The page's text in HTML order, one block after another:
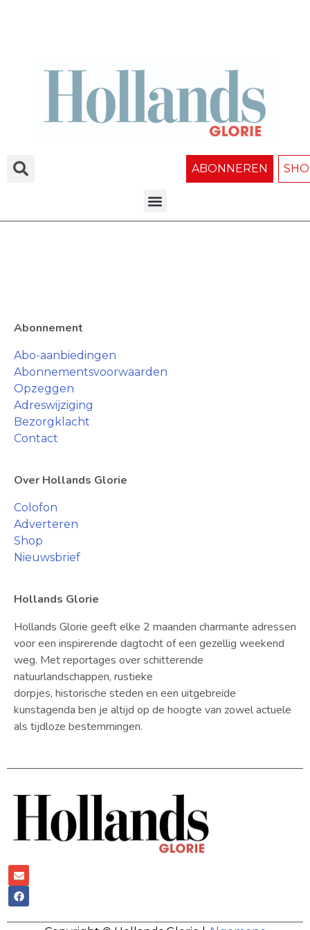
ABONNEREN
Abonnement
Abo-aanbiedingen
Abonnementsvoorwaarden
Opzeggen
Adreswijziging
Bezorgklacht
Contact
Over Hollands Glorie
Colofon
Adverteren
Shop
Nieuwsbrief
Hollands Glorie
Hollands Glorie geeft elke 2 maanden charmante adressen
voor een inspirerende dagtocht of een gezellig weekend
weg. Met reportages over schitterende
natuurlandschappen, rustieke
dorpjes, historische steden en een uitgebreide
kunstagenda ben je altijd op de hoogte van zowel actuele
als tijdloze bestemmingen.